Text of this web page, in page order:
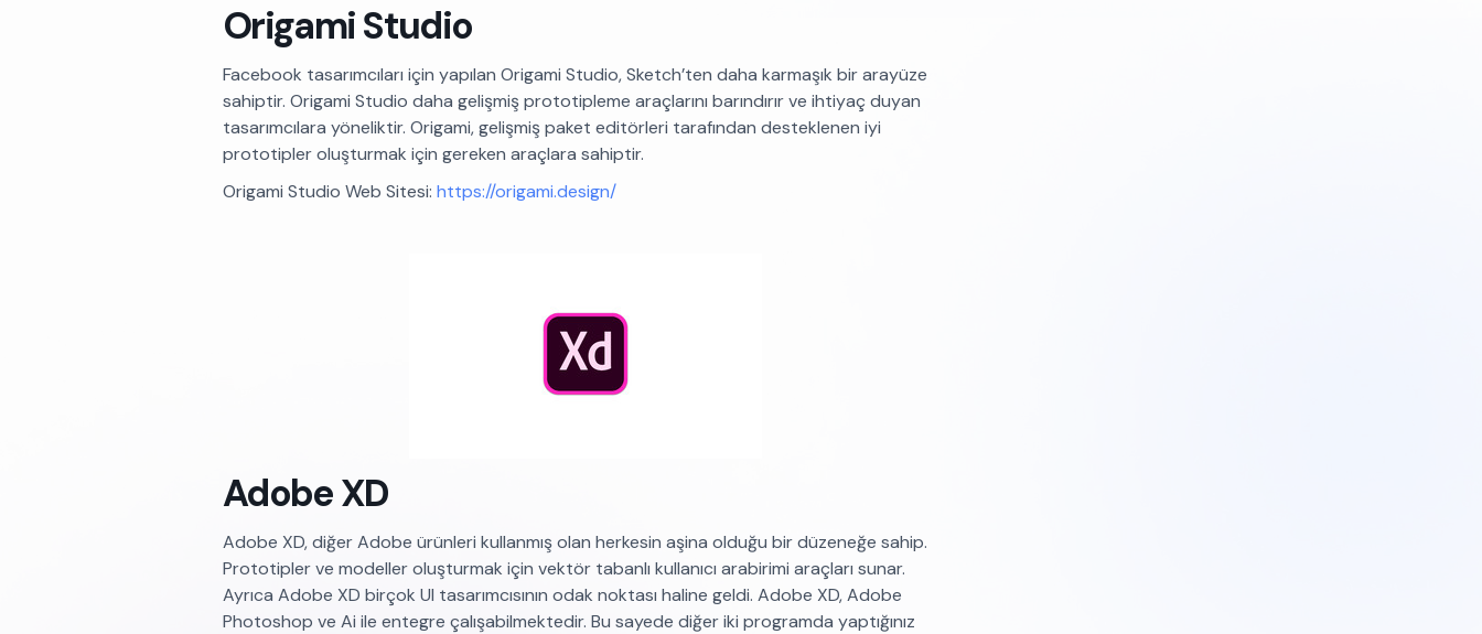
Origami Studio
Facebook tasarımcıları için yapılan Origami Studio, Sketch’ten daha karmaşık bir arayüze
sahiptir. Origami Studio daha gelişmiş prototipleme araçlarını barındırır ve ihtiyaç duyan
tasarımcılara yöneliktir. Origami, gelişmiş paket editörleri tarafından desteklenen iyi
prototipler oluşturmak için gereken araçlara sahiptir.
Origami Studio Web Sitesi: https://origami.design/
Adobe XD
Adobe XD, diğer Adobe ürünleri kullanmış olan herkesin aşina olduğu bir düzeneğe sahip.
Prototipler ve modeller oluşturmak için vektör tabanlı kullanıcı arabirimi araçları sunar.
Ayrıca Adobe XD birçok UI tasarımcısının odak noktası haline geldi. Adobe XD, Adobe
Photoshop ve Ai ile entegre çalışabilmektedir. Bu sayede diğer iki programda yaptığınız